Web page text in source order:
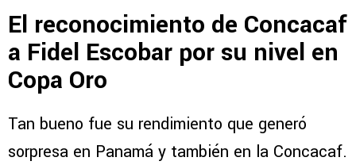
El reconocimiento de Concacaf
a Fidel Escobar por su nivel en
Copa Oro
Tan bueno fue su rendimiento que generó
sorpresa en Panamá y también en la Concacaf.